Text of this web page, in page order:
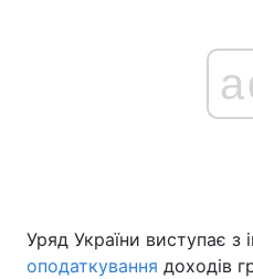
Уряд України виступає з
оподаткування доходів